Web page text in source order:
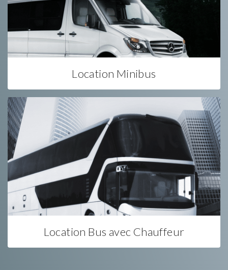
Location Minibus
Location Bus avec Chauffeur